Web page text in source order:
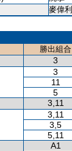
麥偉利
勝出組合
3
3
11
5
3,11
3,11
3,5
5,11
A1